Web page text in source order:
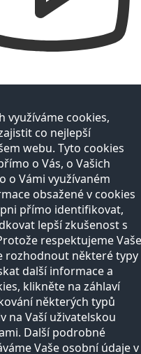
využíváme cookies,
co nejlepší
webu. Tyto cookies
o Vás, o Vašich
o Vámi využívaném
obsažené v cookies
přímo identifikovat,
lepší zkušenost s
respektujeme Vaše
rozhodnout některé typy
další informace a
klikněte na záhlaví
některých typů
na Vaší uživatelskou
Další podrobné
Vaše osobní údaje v